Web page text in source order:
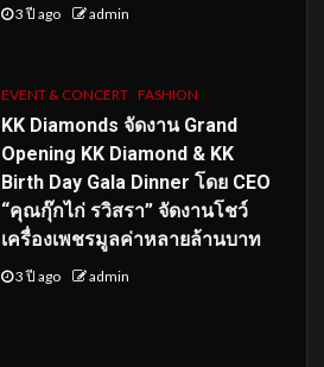
3 ปี ago admin
EVENT & CONCERT FASHION
KK Diamonds จัดงาน Grand
Opening KK Diamond & KK
Birth Day Gala Dinner โดย CEO
“คุณกุ๊กไก่ รวิสรา” จัดงานโชว์
เครื่องเพชรมูลค่าหลายล้านบาท
3 ปี ago admin